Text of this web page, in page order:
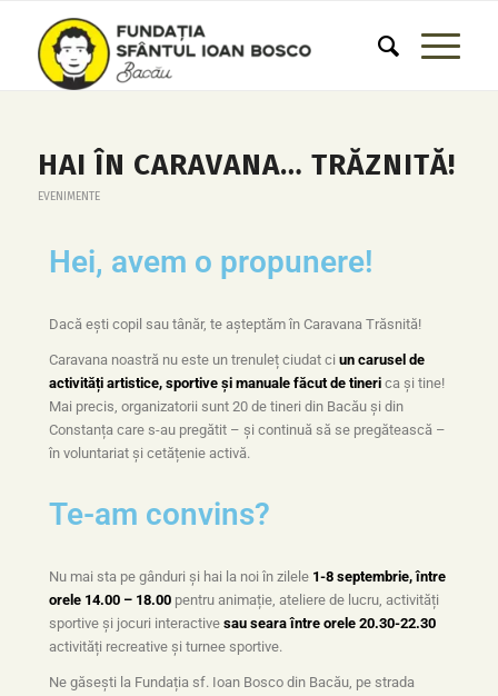
HAI ÎN CARAVANA… TRĂZNITĂ!
EVENIMENTE
Hei, avem o propunere!
Dacă ești copil sau tânăr, te așteptăm în Caravana Trăsnită!
Caravana noastră nu este un trenuleț ciudat ci un carusel de
activități artistice, sportive și manuale făcut de tinerica și tine!
Mai precis, organizatorii sunt 20 de tineri din Bacău și din
Constanța care s-au pregătit – și continuă să se pregătească –
în voluntariat și cetățenie activă.
Te-am convins?
Nu mai sta pe gânduri și hai la noi în zilele 1-8 septembrie, între
orele 14.00 – 18.00pentru animație, ateliere de lucru, activități
sportive și jocuri interactivesau seara între orele 20.30-22.30
activități recreative și turnee sportive.
Ne găsești la Fundația sf. Ioan Bosco din Bacău, pe strada